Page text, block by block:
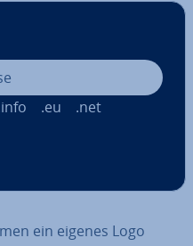
.eu .net
ein eigenes Logo